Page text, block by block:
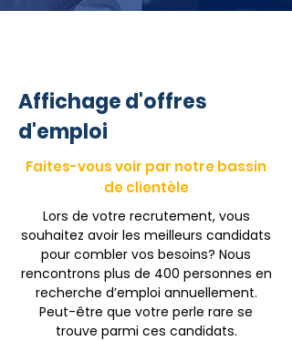
programme Employeurs engagés pour
la réussite éducative en Estrie
bénéficiez des divers avantages
gratuitement.
Une plus grande visibilité
De l'accès à des informations
pertinentes
Des conférences gratuites
Une meilleure marque employeur
Contactez Manon
Affichage d'offres
d'emploi
Faites-vous voir par notre bassin
de clientèle
Lors de votre recrutement, vous
souhaitez avoir les meilleurs candidats
pour combler vos besoins? Nous
rencontrons plus de 400 personnes en
recherche d’emploi annuellement.
Peut-être que votre perle rare se
trouve parmi ces candidats.